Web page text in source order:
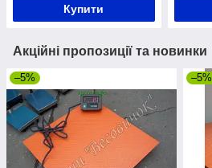
Купити
Акційні пропозиції та новинки
–5% –5%